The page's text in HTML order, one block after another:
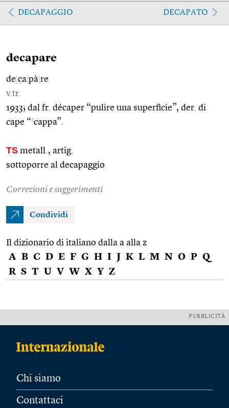
DECAPAGGIO DECAPATO
decapare
de ca pà re
v.tr.
1933; dal fr. décaper “pulire una superficie”, der. di
cape “2cappa”.
TS metall., artig.
sottoporre al decapaggio
Correzioni e suggerimenti
Condividi
Il dizionario di italiano dalla a alla z
A B C D E F G H I J K L M N O P Q
R S T U V W X Y Z
PUBBLICITÀ
Chi siamo
Contattaci